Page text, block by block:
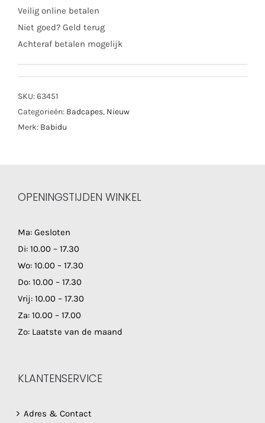
Veilig online betalen
Niet goed? Geld terug
Achteraf betalen mogelijk
SKU:63451
Categorieën: Badcapes, Nieuw
Merk: Babidu
OPENINGSTIJDEN WINKEL
Ma: Gesloten
Di: 10.00 – 17.30
Wo: 10.00 – 17.30
Do: 10.00 – 17.30
Vrij: 10.00 – 17.30
Za: 10.00 – 17.00
Zo: Laatste van de maand
KLANTENSERVICE
Adres & Contact